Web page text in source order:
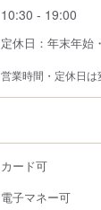
10:30 - 19:00
定休日：年末年始
営業時間・定休日は
カード可
電子マネー可